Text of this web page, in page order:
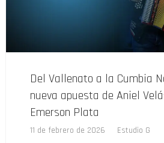
Del Vallenato a la Cumbia
nueva apuesta de Aniel
Emerson Plata
11 de febrero de 2026 Estudio G